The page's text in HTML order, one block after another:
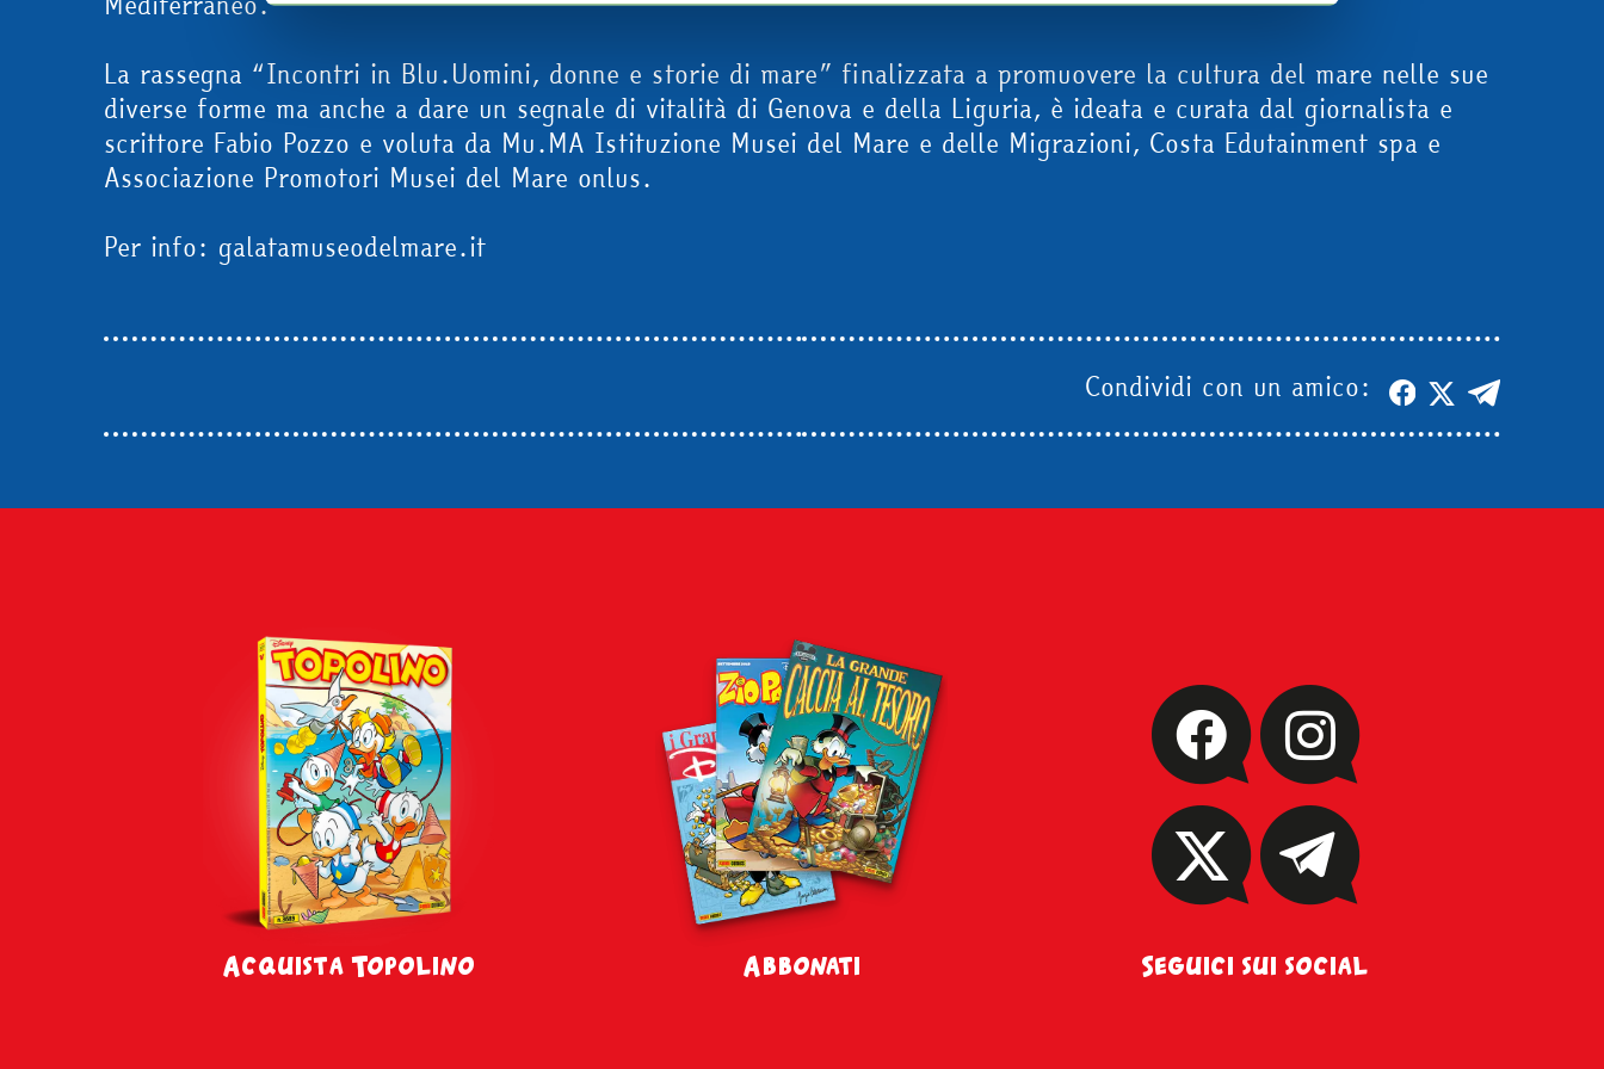
tecnici"o sullaXdi chiusura di questo banner in alto a destra nessun’altra tipologia di cookie verrà settata. Infine, se vuoi
La rassegna “Incontri in Blu.Uomini, donne e storie di mare” finalizzata a promuovere la cultura del mare nelle sue
diverse forme ma anche a dare un segnale di vitalità di Genova e della Liguria, è ideata e curata dal giornalista e
scrittore Fabio Pozzo e voluta da Mu.MA Istituzione Musei del Mare e delle Migrazioni, Costa Edutainment spa e
Associazione Promotori Musei del Mare onlus.
Per info: galatamuseodelmare.it
Condividi con un amico:
Acquista Topolino Abbonati Seguici sui social